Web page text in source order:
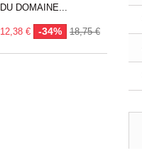
DU DOMAINE...
12,38 € -34% 18,75 €